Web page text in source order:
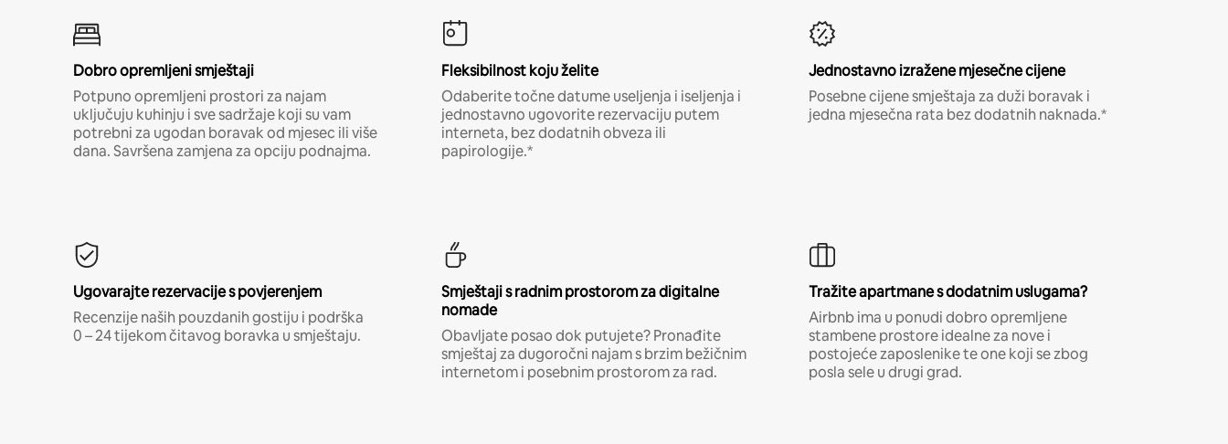
Dobro opremljeni smještaji
Potpuno opremljeni prostori za najam
uključuju kuhinju i sve sadržaje koji su vam
potrebni za ugodan boravak od mjesec ili više
dana. Savršena zamjena za opciju podnajma.
Fleksibilnost koju želite
Odaberite točne datume useljenja i iseljenja i
jednostavno ugovorite rezervaciju putem
interneta, bez dodatnih obveza ili
papirologije.*
Jednostavno izražene mjesečne cijene
Posebne cijene smještaja za duži boravak i
jedna mjesečna rata bez dodatnih naknada.*
Ugovarajte rezervacije s povjerenjem
Recenzije naših pouzdanih gostiju i podrška
0 – 24 tijekom čitavog boravka u smještaju.
Smještaji s radnim prostorom za digitalne
nomade
Obavljate posao dok putujete? Pronađite
smještaj za dugoročni najam s brzim bežičnim
internetom i posebnim prostorom za rad.
Tražite apartmane s dodatnim uslugama?
Airbnb ima u ponudi dobro opremljene
stambene prostore idealne za nove i
postojeće zaposlenike te one koji se zbog
posla sele u drugi grad.